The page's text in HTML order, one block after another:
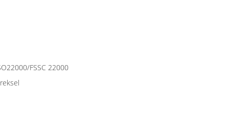
FSSC 22000